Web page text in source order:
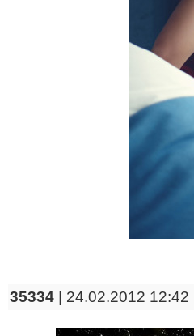
35334 | 24.02.2012 12:42 |